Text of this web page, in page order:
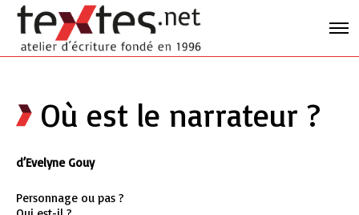
Où est le narrateur ?
d’Evelyne Gouy
Personnage ou pas ?